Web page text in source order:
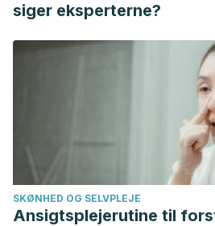
siger eksperterne?
SKØNHED OG SELVPLEJE
Ansigtsplejerutine til